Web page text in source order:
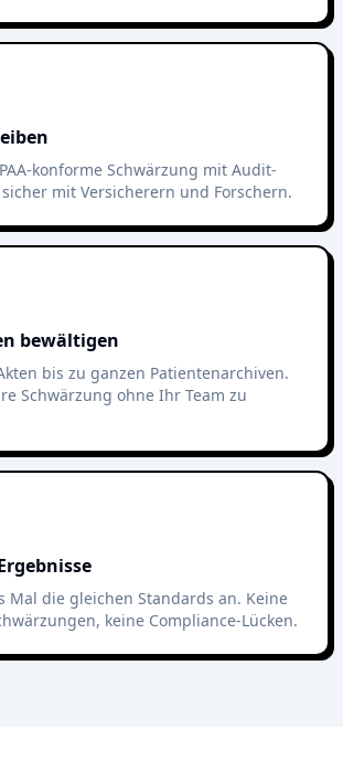
konforme Schwärzung mit Audit-
mit Versicherern und Forschern.
bewältigen
bis zu ganzen Patientenarchiven.
Schwärzung ohne Ihr Team zu
Mal die gleichen Standards an. Keine
keine Compliance-Lücken.